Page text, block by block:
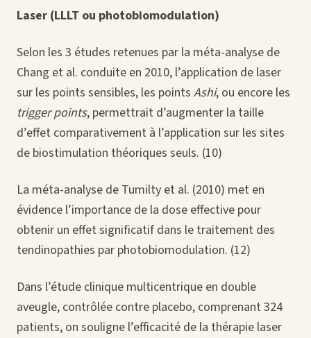
Laser (LLLT ou photobiomodulation)
Selon les 3 études retenues par la méta-analyse de
Chang et al. conduite en 2010, l’application de laser
sur les points sensibles, les points Ashi, ou encore les
trigger points, permettrait d’augmenter la taille
d’effet comparativement à l’application sur les sites
de biostimulation théoriques seuls. (10)
La méta-analyse de Tumilty et al. (2010) met en
évidence l’importance de la dose effective pour
obtenir un effet significatif dans le traitement des
tendinopathies par photobiomodulation. (12)
Dans l’étude clinique multicentrique en double
aveugle, contrôlée contre placebo, comprenant 324
patients, on souligne l’efficacité de la thérapie laser